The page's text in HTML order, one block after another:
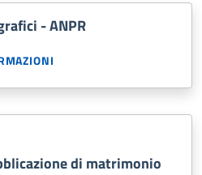
- ANPR
di matrimonio